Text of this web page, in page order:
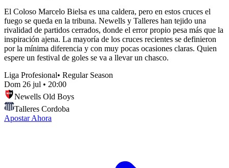
El Coloso Marcelo Bielsa es una caldera, pero en estos cruces el
fuego se queda en la tribuna. Newells y Talleres han tejido una
rivalidad de partidos cerrados, donde el error propio pesa más que la
inspiración ajena. La mayoría de los cruces recientes se definieron
por la mínima diferencia y con muy pocas ocasiones claras. Quien
espere un festival de goles se va a llevar un chasco.
Liga Profesional• Regular Season
Dom 26 jul • 20:00
Newells Old Boys
Talleres Cordoba
Apostar Ahora